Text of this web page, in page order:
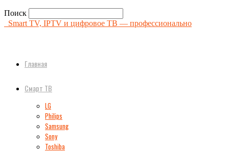
Поиск
Smart TV, IPTV и цифровое ТВ — профессионально
Главная
Смарт ТВ
LG
Philips
Samsung
Sony
Toshiba